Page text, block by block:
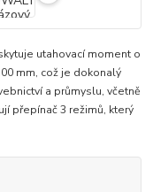
utahovací moment o
mm, což je dokonalý
a průmyslu, včetně
přepínač 3 režimů, který